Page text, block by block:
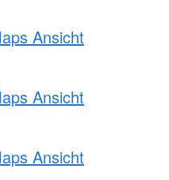
Ansicht
Ansicht
Ansicht